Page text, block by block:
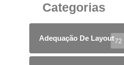
Categorias
Adequação De Layout72